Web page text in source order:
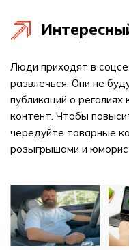
Люди приходят в
развлечься. Они не
публикаций о
контент. Чтобы
чередуйте товарные
розыгрышами и